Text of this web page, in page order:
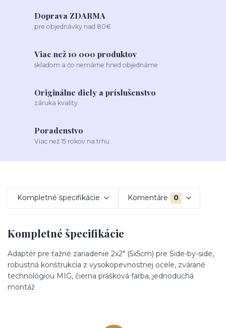
Doprava ZDARMA
pre objednávky nad 80€
Viac než 10 000 produktov
skladom a čo nemáme hned objednáme
Originálne diely a príslušenstvo
záruka kvality
Poradenstvo
Viac než 15 rokov na trhu
Kompletné špecifikácie Komentáre 0
Kompletné špecifikácie
Adaptér pre ťažné zariadenie 2x2" (5x5cm) pre Side-by-side,
robustná konštrukcia z vysokopevnostnej ocele, zvárané
technológiou MIG, čierna prášková farba, jednoduchá
montáž